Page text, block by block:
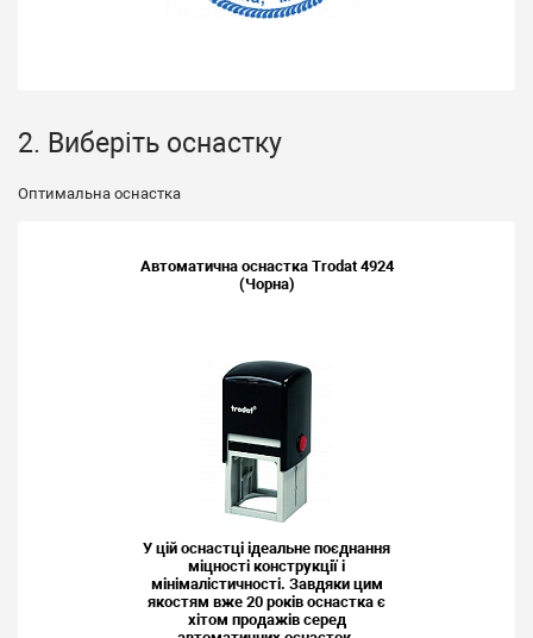
2. Виберіть оснастку
Оптимальна оснастка
Автоматична оснастка Trodat 4924
(Чорна)
У цій оснастці ідеальне поєднання
міцності конструкції і
мінімалістичності. Завдяки цим
якостям вже 20 років оснастка є
хітом продажів серед